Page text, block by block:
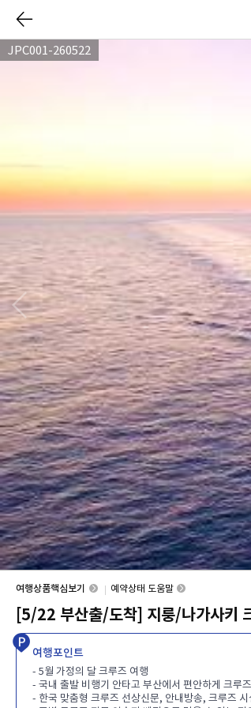
JPC001-260522
여행상품핵심보기 예약상태 도움말
[5/22 부산출/도착] 지룽/나가사키
여행포인트
- 5월 가정의 달 크루즈 여행
- 국내 출발 비행기 안타고 부산에서 편안하게 크루
- 한국 맞춤형 크루즈 선상신문, 안내방송, 크루즈